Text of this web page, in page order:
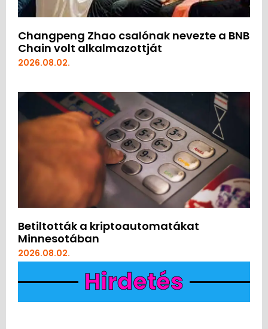
Changpeng Zhao csalónak nevezte a BNB
Chain volt alkalmazottját
2026.08.02.
Betiltották a kriptoautomatákat
Minnesotában
2026.08.02.
Hirdetés